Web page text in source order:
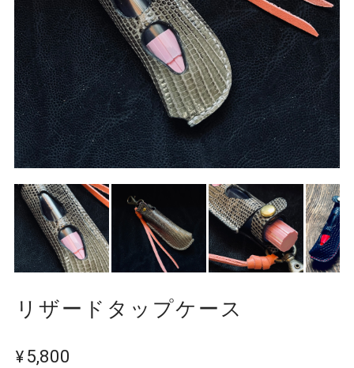
リザードタップケース
¥5,800